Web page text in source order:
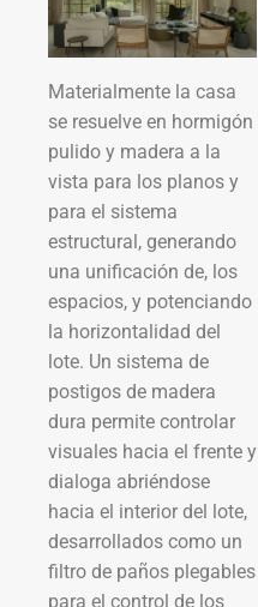
Materialmente la casa
se resuelve en hormigón
pulido y madera a la
vista para los planos y
para el sistema
estructural, generando
una unificación de, los
espacios, y potenciando
la horizontalidad del
lote. Un sistema de
postigos de madera
dura permite controlar
visuales hacia el frente y
dialoga abriéndose
hacia el interior del lote,
desarrollados como un
filtro de paños plegables
para el control de los